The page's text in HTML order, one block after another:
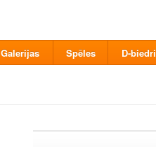
Galerijas Spēles D-biedri